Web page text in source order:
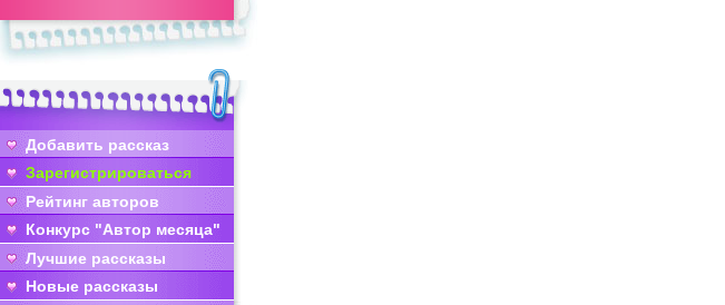
Добавить рассказ
Зарегистрироваться
Рейтинг авторов
Конкурс "Автор месяца"
Лучшие рассказы
Новые рассказы